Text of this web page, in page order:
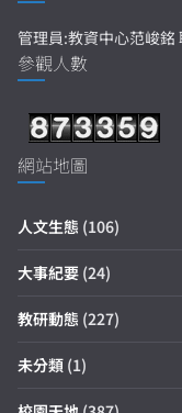
管理員:教資中心范峻
參觀人數
網站地圖
人文生態 (106)
大事紀要 (24)
教研動態 (227)
未分類 (1)